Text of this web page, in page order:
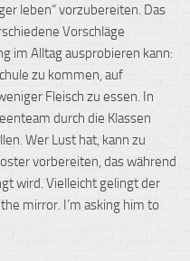
leben“ vorzubereiten. Das
Vorschläge
im Alltag ausprobieren kann:
zu kommen, auf
Fleisch zu essen. In
durch die Klassen
Wer Lust hat, kann zu
vorbereiten, das während
wird. Vielleicht gelingt der
mirror. I’m asking him to